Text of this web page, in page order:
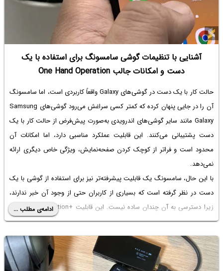
در ادامه روش غیرفعال کردن انیمیشن‌های بزرگ در برنامه پیامک گوگل را
توضیح می‌دهیم. با اینتوتک همراه باشید.
آشنایی با تنظیمات گوشی سامسونگ برای استفاده با یک
دست و امکانات جالب One Hand Operation
حالت کار با یک دست در گوشی‌های Galaxy واقعاً کاربردی است، اما سامسونگ
آن را در جایی پنهان کرده که کمتر کسی سراغش می‌رود گوشی‌های Samsung
Galaxy مانند سایر گوشی‌های اندرویدی به‌صورت پیش‌فرض از حالت کار با یک
دست پشتیبانی می‌کنند. این قابلیت عملکرد مناسبی دارد، اما امکانات آن
محدود است و فراتر از کوچک کردن صفحه‌نمایش، ویژگی خاص دیگری ارائه
نمی‌دهد.
با این حال، سامسونگ یک قابلیت پیشرفته‌تر نیز برای استفاده از گوشی با یک
دست در نظر گرفته است که بسیاری از کاربران حتی از وجود آن خبر ندارند،
زیرا دسترسی به آن چندان ساده نیست. این قابلیت One Hand Operation+
نام دارد و اگر زمان کافی برای یادگیری آن صرف کنید، می‌تواند شیوه استفاده
شما از گوشی Galaxy را کاملاً متحول کند. البته باید در نظر داشته باشید که
یادگیری نحوه کار با آن در ابتدا کمی دشوار است و مدتی طول می‌کشد تا به
همه امکانات آن مسلط شوید. در ادامه با حالت استفاده یک دستی در
ادامه‌ی مطلب ...